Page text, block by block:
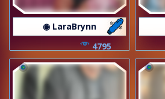
◉ LaraBrynn
4795